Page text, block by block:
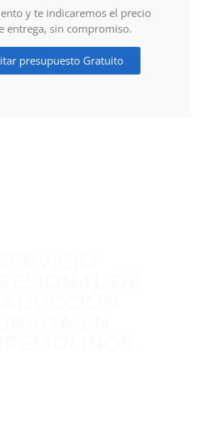
y te indicaremos el precio
entrega, sin compromiso.
presupuesto Gratuito